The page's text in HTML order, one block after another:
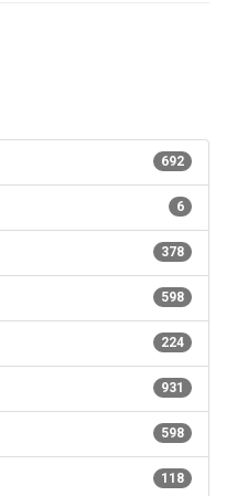
692
6
378
598
224
931
598
118